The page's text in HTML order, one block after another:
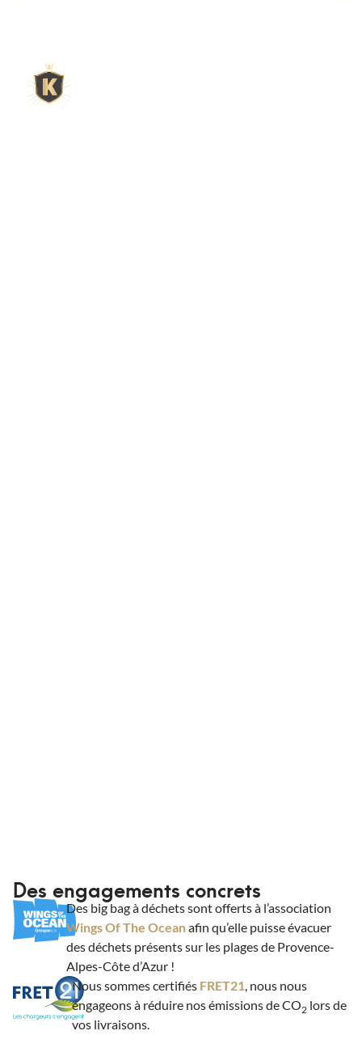
Des engagements concrets
Des big bag à déchets sont offerts à l’association
Wings Of The Oceanafin qu’elle puisse évacuer
des déchets présents sur les plages de Provence-
Alpes-Côte d’Azur !
Nous sommes certifiés FRET21, nous nous
engageons à réduire nos émissions de CO2lors de
vos livraisons.